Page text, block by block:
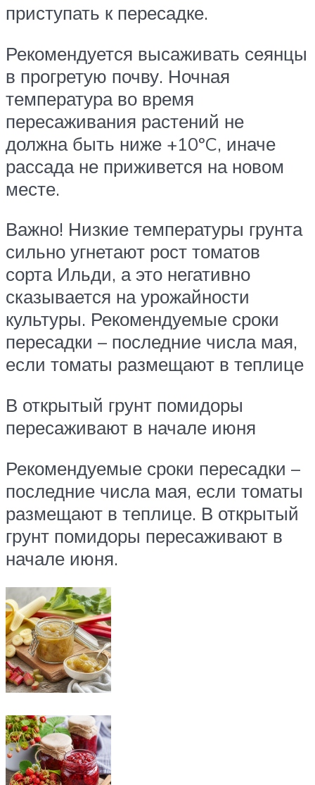
приступать к пересадке.
Рекомендуется высаживать сеянцы
в прогретую почву. Ночная
температура во время
пересаживания растений не
должна быть ниже +10ºC, иначе
рассада не приживется на новом
месте.
Важно! Низкие температуры грунта
сильно угнетают рост томатов
сорта Ильди, а это негативно
сказывается на урожайности
культуры. Рекомендуемые сроки
пересадки – последние числа мая,
если томаты размещают в теплице
В открытый грунт помидоры
пересаживают в начале июня
Рекомендуемые сроки пересадки –
последние числа мая, если томаты
размещают в теплице. В открытый
грунт помидоры пересаживают в
начале июня.